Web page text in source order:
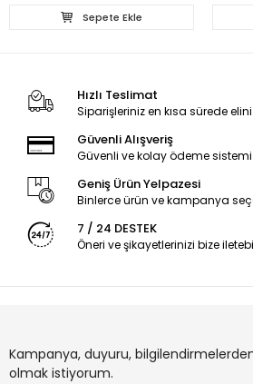
Sepete Ekle
Hızlı Teslimat
Siparişleriniz en kısa sürede
Güvenli Alışveriş
Güvenli ve kolay ödeme sistemi
Geniş Ürün Yelpazesi
Binlerce ürün ve kampanya
7 / 24 DESTEK
Öneri ve şikayetlerinizi bize
Kampanya, duyuru,
olmak istiyorum.